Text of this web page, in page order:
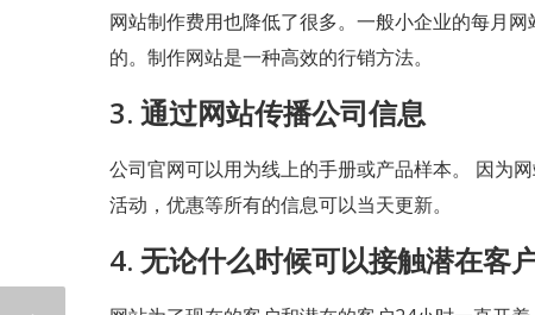
网站制作费用也降低了很多。一般小企业的每月
的。制作网站是一种高效的行销方法。
3. 通过网站传播公司信息
公司官网可以用为线上的手册或产品样本。 因为
活动，优惠等所有的信息可以当天更新。
4. 无论什么时候可以接触潜在客